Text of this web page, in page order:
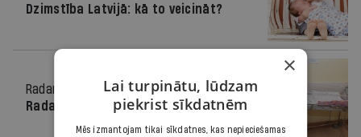
Dzimstība Latvijā: kā to veicināt?
Radars
19.02.2025.
Radars Latvijā
×
Lai turpinātu, lūdzam
piekrist sīkdatnēm
Mēs izmantojam tikai sīkdatnes, kas nepieciešamas